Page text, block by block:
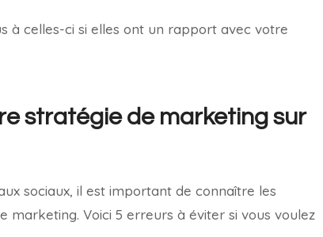
à celles-ci si elles ont un rapport avec votre
stratégie de marketing sur
sociaux, il est important de connaître les
Voici 5 erreurs à éviter si vous voulez